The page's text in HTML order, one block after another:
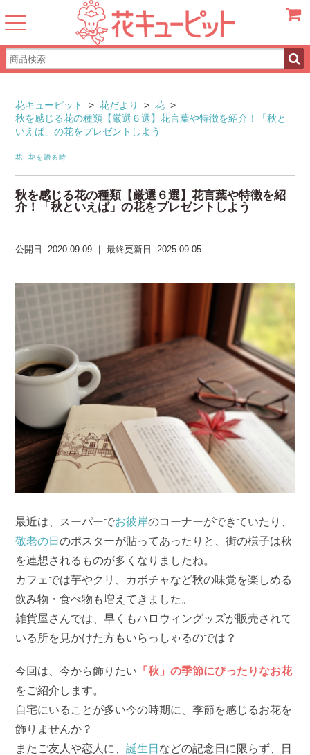
花キューピット > 花だより > 花 >
秋を感じる花の種類【厳選６選】花言葉や特徴を紹介！「秋と
いえば」の花をプレゼントしよう
花 ,花を贈る時
秋を感じる花の種類【厳選６選】花言葉や特徴を紹
介！「秋といえば」の花をプレゼントしよう
公開日:2020-09-09 ｜最終更新日:2025-09-05
最近は、スーパーでお彼岸のコーナーができていたり、
敬老の日のポスターが貼ってあったりと、街の様子は秋
を連想されるものが多くなりましたね。
カフェでは芋やクリ、カボチャなど秋の味覚を楽しめる
飲み物・食べ物も増えてきました。
雑貨屋さんでは、早くもハロウィングッズが販売されて
いる所を見かけた方もいらっしゃるのでは？
今回は、今から飾りたい 「秋」の季節にぴったりなお花
をご紹介します。
自宅にいることが多い今の時期に、季節を感じるお花を
飾りませんか？
またご友人や恋人に、誕生日 などの記念日に限らず、日